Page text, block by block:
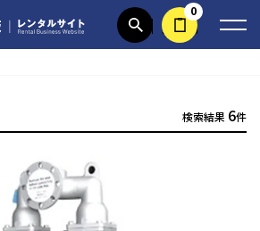
商品検索見積依頼する
0
検索結果 6件